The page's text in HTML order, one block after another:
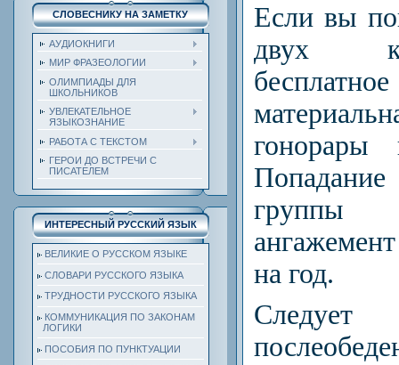
СЛОВЕСНИКУ НА ЗАМЕТКУ
АУДИОКНИГИ
МИР ФРАЗЕОЛОГИИ
ОЛИМПИАДЫ ДЛЯ
ШКОЛЬНИКОВ
УВЛЕКАТЕЛЬНОЕ
ЯЗЫКОЗНАНИЕ
РАБОТА С ТЕКСТОМ
ГЕРОИ ДО ВСТРЕЧИ С
ПИСАТЕЛЕМ
ИНТЕРЕСНЫЙ РУССКИЙ ЯЗЫК
ВЕЛИКИЕ О РУССКОМ ЯЗЫКЕ
СЛОВАРИ РУССКОГО ЯЗЫКА
ТРУДНОСТИ РУССКОГО ЯЗЫКА
КОММУНИКАЦИЯ ПО ЗАКОНАМ
ЛОГИКИ
ПОСОБИЯ ПО ПУНКТУАЦИИ
Если вы
двух
гонорары
группы
на год.